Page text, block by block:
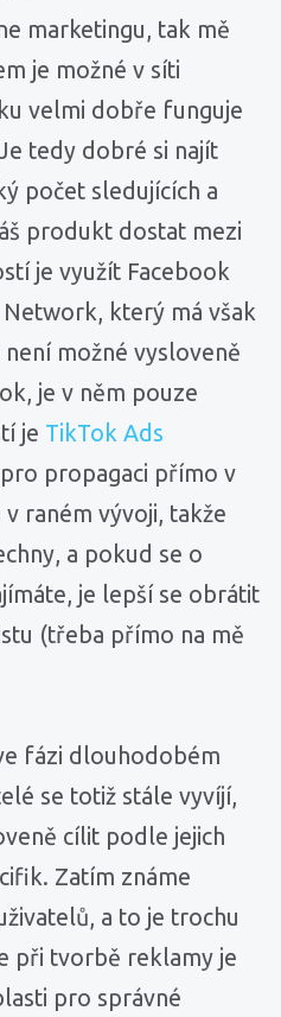
marketingu, tak mě
je možné v síti
velmi dobře funguje
tedy dobré si najít
počet sledujících a
produkt dostat mezi
je využít Facebook
který má však
možné vysloveně
je v něm pouze
je TikTok Ads
propagaci přímo v
raném vývoji, takže
a pokud se o
je lepší se obrátit
(třeba přímo na mě
fázi dlouhodobém
se totiž stále vyvíjí,
cílit podle jejich
Zatím známe
a to je trochu
při tvorbě reklamy je
pro správné